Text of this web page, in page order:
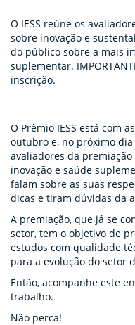
O IESS reúne os
sobre inovação e
do público sobre a mais
suplementar.
inscrição.
O Prêmio IESS está com
outubro e, no próximo
avaliadores da
inovação e saúde
falam sobre as suas
dicas e tiram dúvidas da
A premiação, que já se
setor, tem o objetivo de
estudos com qualidade
para a evolução do setor
Então, acompanhe este
trabalho.
Não perca!